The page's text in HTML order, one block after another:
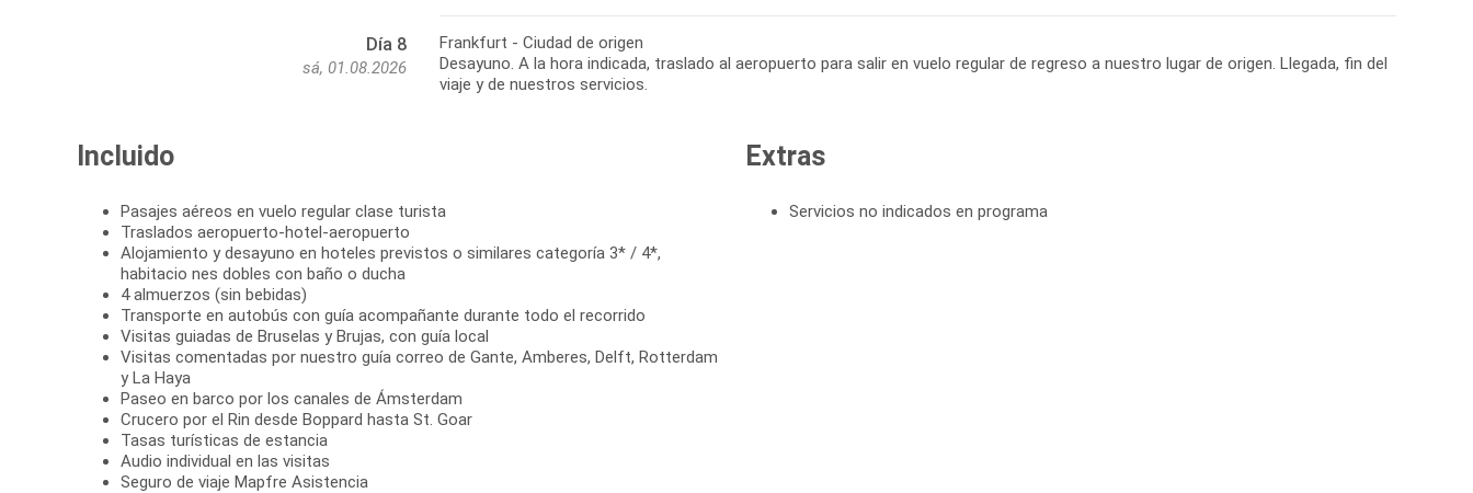
Día 8
sá, 01.08.2026
Frankfurt - Ciudad de origen
Desayuno. A la hora indicada, traslado al aeropuerto para salir en vuelo regular de regreso a nuestro lugar de origen. Llegada, fin del
Incluido
Pasajes aéreos en vuelo regular clase turista
Traslados aeropuerto-hotel-aeropuerto
Alojamiento y desayuno en hoteles previstos o similares categoría 3* / 4*,
habitacio nes dobles con baño o ducha
4 almuerzos (sin bebidas)
Transporte en autobús con guía acompañante durante todo el recorrido
Visitas guiadas de Bruselas y Brujas, con guía local
Visitas comentadas por nuestro guía correo de Gante, Amberes, Delft, Rotterdam
y La Haya
Paseo en barco por los canales de Ámsterdam
Crucero por el Rin desde Boppard hasta St. Goar
Tasas turísticas de estancia
Audio individual en las visitas
Seguro de viaje Mapfre Asistencia
Extras
Servicios no indicados en programa